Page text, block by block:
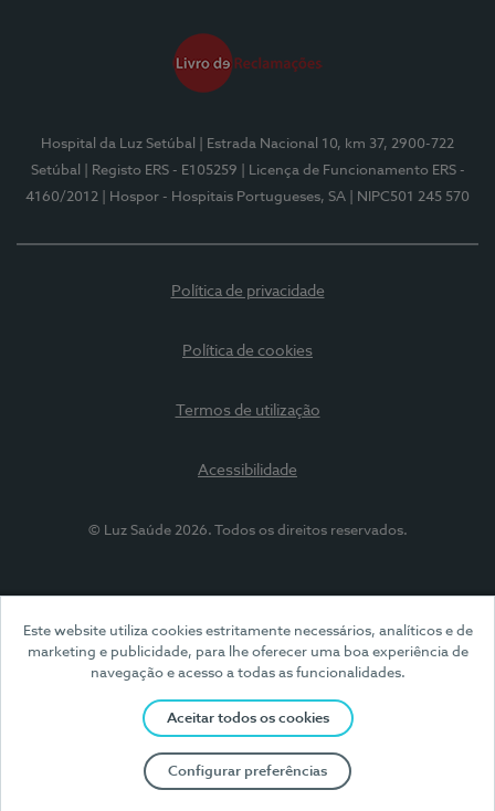
Este website utiliza cookies estritamente necessários, analíticos e de
marketing e publicidade, para lhe oferecer uma boa experiência de
navegação e acesso a todas as funcionalidades.
Aceitar todos os cookies
Configurar preferências
Hospital da Luz Setúbal
| Estrada Nacional 10, km 37, 2900-722
Setúbal
| Registo ERS - E105259
| Licença de Funcionamento ERS -
4160/2012
| Hospor - Hospitais Portugueses, SA | NIPC501 245 570
Política de privacidade
Política de cookies
Termos de utilização
Acessibilidade
© Luz Saúde 2026. Todos os direitos reservados.